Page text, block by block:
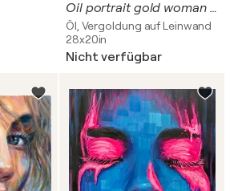
Oil portrait gold woman painting canvas art Original wall art by Evgeny JackPot
Öl, Vergoldung auf Leinwand
28x20in
Nicht verfügbar